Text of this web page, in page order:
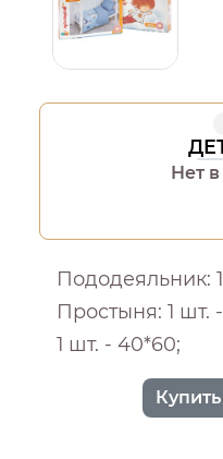
Нет
Пододеяльник: 1
Простыня: 1 шт.
1 шт. - 40*60;